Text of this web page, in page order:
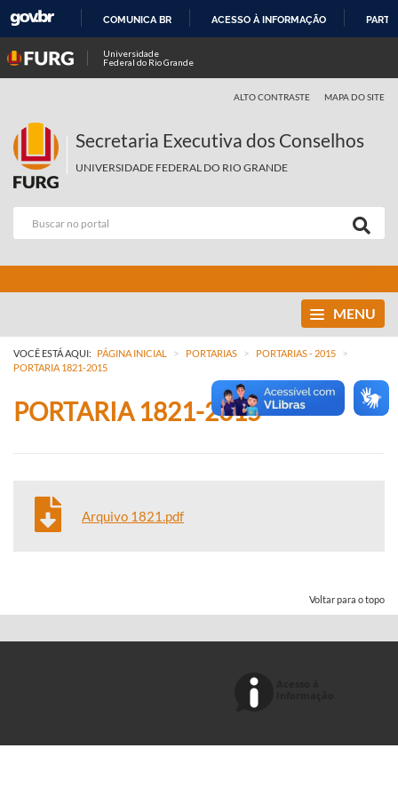
COMUNICA BR ACESSO À INFORMAÇÃO
Universidade
Federal do Rio Grande
ALTO CONTRASTE MAPA DO SITE
Secretaria Executiva dos Conselhos
UNIVERSIDADE FEDERAL DO RIO GRANDE
MENU
VOCÊ ESTÁ AQUI: PÁGINA INICIAL > PORTARIAS > PORTARIAS - 2015 >
PORTARIA 1821-2015
PORTARIA 1821-2015
Arquivo 1821.pdf
Voltar para o topo